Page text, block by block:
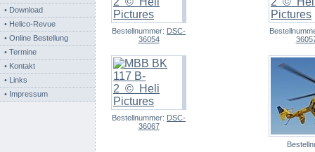
• Download
• Helico-Revue
• Online Bestellung
• Termine
• Kontakt
• Links
• Impressum
Bestellnummer: DSC-
36054
Bestellnummer: DSC-
36067